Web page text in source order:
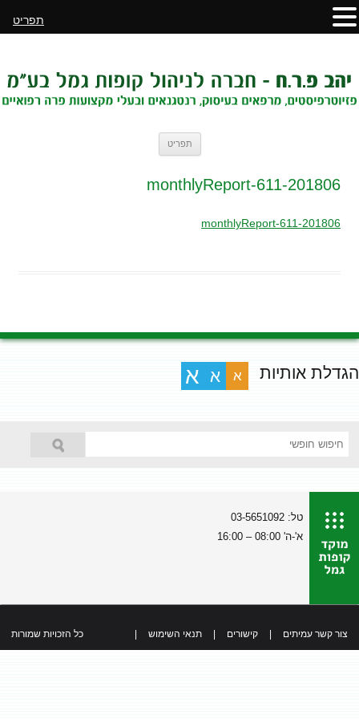
תפריט
201806-monthlyReport-611
201806-monthlyReport-611
הגדלת אותיות א א א
טל: 03-5651092
א'-ה' 08:00 – 16:00
צור קשר עמיתים קישורים תנאי השימוש כל הזכויות שמורות
תפריט